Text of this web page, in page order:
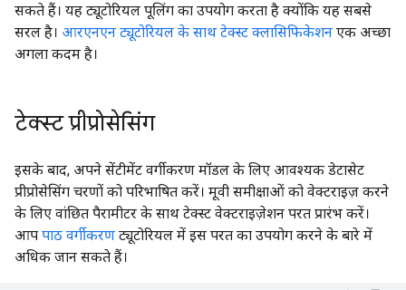
सकते हैं। यह ट्यूटोरियल पूलिंग का उपयोग करता है क्योंकि यह सबसे
सरल है। आरएनएन ट्यूटोरियल के साथ टेक्स्ट क्लासिफिकेशन एक अच्छा
अगला कदम है।
टेक्स्ट प्रीप्रोसेसिंग
इसके बाद, अपने सेंटीमेंट वर्गीकरण मॉडल के लिए आवश्यक डेटासेट
प्रीप्रोसेसिंग चरणों को परिभाषित करें। मूवी समीक्षाओं को वेक्टराइज़ करने
के लिए वांछित पैरामीटर के साथ टेक्स्ट वेक्टराइज़ेशन परत प्रारंभ करें।
आप पाठ वर्गीकरण ट्यूटोरियल में इस परत का उपयोग करने के बारे में
अधिक जान सकते हैं।